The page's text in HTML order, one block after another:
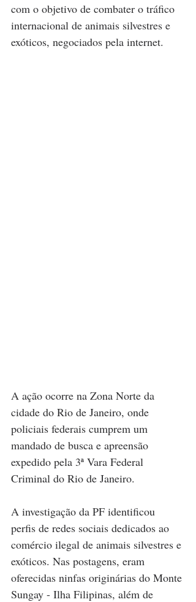
com o objetivo de combater o tráfico
internacional de animais silvestres e
exóticos, negociados pela internet.
A ação ocorre na Zona Norte da
cidade do Rio de Janeiro, onde
policiais federais cumprem um
mandado de busca e apreensão
expedido pela 3ª Vara Federal
Criminal do Rio de Janeiro.
A investigação da PF identificou
perfis de redes sociais dedicados ao
comércio ilegal de animais silvestres e
exóticos. Nas postagens, eram
oferecidas ninfas originárias do Monte
Sungay - Ilha Filipinas, além de